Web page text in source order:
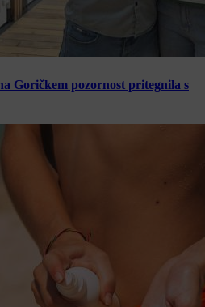
Goričkem pozornost pritegnila s